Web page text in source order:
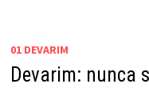
01 DEVARIM
Devarim: nunca